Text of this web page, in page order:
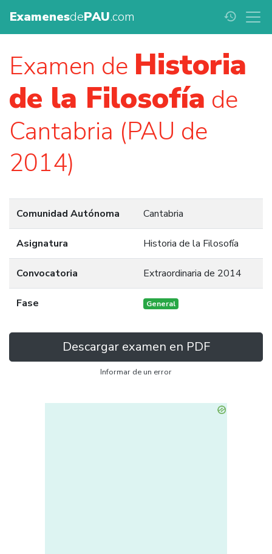
ExamenesdePAU.com history
Examen de Historia
de la Filosofía de
Cantabria (PAU de
2014)
Comunidad Autónoma Cantabria
Asignatura Historia de la Filosofía
Convocatoria Extraordinaria de 2014
Fase General
Descargar examen en PDF
Informar de un error